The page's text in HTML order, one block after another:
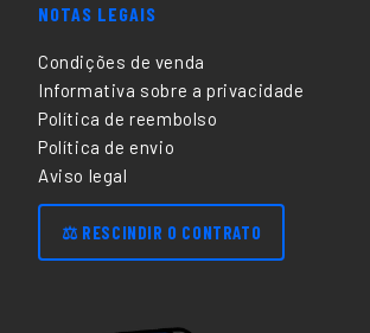
NOTAS LEGAIS
Condições de venda
Informativa sobre a privacidade
Política de reembolso
Política de envio
Aviso legal
⚖️ RESCINDIR O CONTRATO